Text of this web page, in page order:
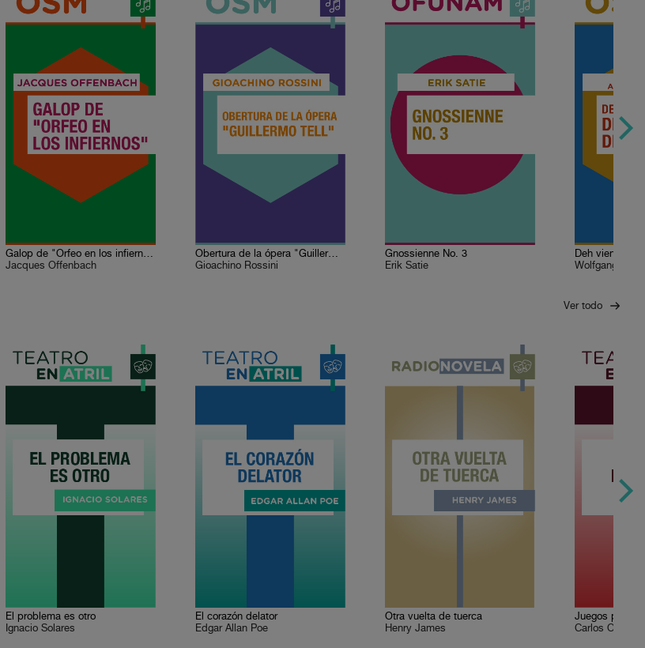
Galop de "Orfeo en los infiernos"
Jacques Offenbach
Obertura de la ópera "Guillermo Tell"
Gioachino Rossini
Gnossienne No. 3
Erik Satie
Wolfgang
Ver todo
El problema es otro
Ignacio Solares
El corazón delator
Edgar Allan Poe
Otra vuelta de tuerca
Henry James
Juegos
Carlos Olmos